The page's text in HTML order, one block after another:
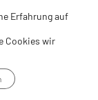
Erfahrung auf
Cookies wir